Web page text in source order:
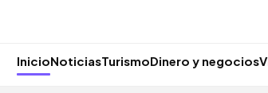
InicioNoticiasTurismoDinero y negocios